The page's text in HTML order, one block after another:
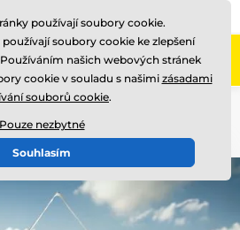
používají soubory cookie.
soubory cookie ke zlepšení
našich webových stránek
cookie v souladu s našimi zásadami
souborů cookie.
Pouze nezbytné
Souhlasím